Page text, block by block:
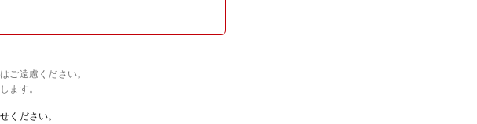
ご遠慮ください。
ます。
ください。